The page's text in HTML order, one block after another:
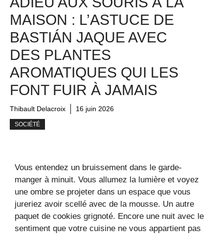
MAISON : L’ASTUCE DE
BASTIÁN JAQUE AVEC
DES PLANTES
AROMATIQUES QUI LES
FONT FUIR À JAMAIS
Thibault Delacroix 16 juin 2026
SOCIÉTÉ
Vous entendez un bruissement dans le garde-
manger à minuit. Vous allumez la lumière et voyez
une ombre se projeter dans un espace que vous
jureriez avoir scellé avec de la mousse. Un autre
paquet de cookies grignoté. Encore une nuit avec le
sentiment que votre cuisine ne vous appartient pas